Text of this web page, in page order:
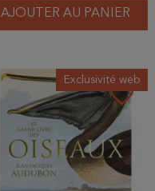
AJOUTER AU PANIER
favorite_border
Exclusivité web